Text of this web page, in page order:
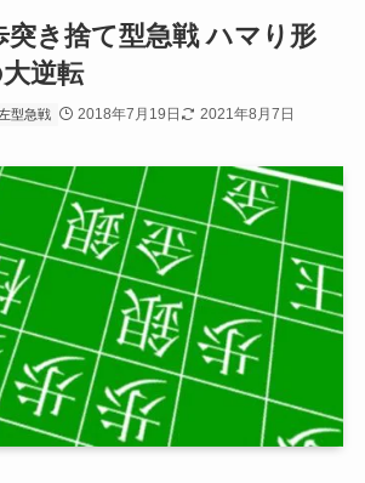
突き捨て型急戦 ハマり形
逆転
型急戦 2018年7月19日 2021年8月7日